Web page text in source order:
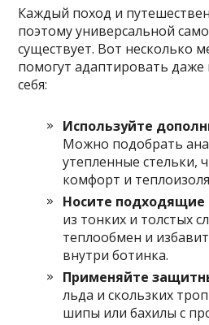
Каждый поход и
поэтому универсальной
существует. Вот несколько
помогут адаптировать
себя:
Используйте
Можно подобрать
утепленные стельки,
комфорт и
Носите подходящие
из тонких и толстых
теплообмен и
внутри ботинка.
Применяйте
льда и скользких
шипы или бахилы с